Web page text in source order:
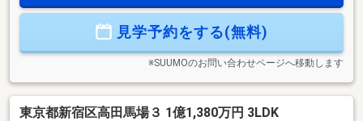
レ２か所お気軽にご見学可能です！他の気になる物件とご一
緒にご見学していただけます！見学予約をする(無料)
※SUUMOのお問い合わせページへ移動します
東京都新宿区高田馬場３ 1億1,380万円 3LDK